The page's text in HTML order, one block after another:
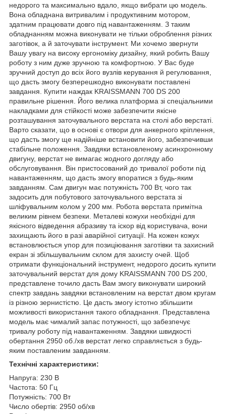
недорого та максимально вдало, якщо вибрати цю модель.
Вона обладнана витривалим і продуктивним мотором,
здатним працювати довго під навантаженням. З таким
обладнанням можна виконувати не тільки оброблення різних
заготівок, а й заточувати інструмент. Ми хочемо звернути
Вашу увагу на високу ергономіку дизайну, який робить Вашу
роботу з ним дуже зручною та комфортною. У Вас буде
зручний доступ до всіх його вузлів керування й регулювання,
що дасть змогу безперешкодно виконувати поставлені
завдання. Купити наждак KRAISSMANN 700 DS 200
правильне рішення. Його велика платформа зі спеціальними
накладками для стійкості може забезпечити якісне
розташування заточувального верстата на столі або верстаті.
Варто сказати, що в основі є отвори для анкерного кріплення,
що дасть змогу ще надійніше встановити його, забезпечивши
стабільне положення. Завдяки встановленому асинхронному
двигуну, верстат не вимагає жодного догляду або
обслуговування. Він пристосований до тривалої роботи під
навантаженням, що дасть змогу впоратися з будь-яким
завданням. Сам двигун має потужність 700 Вт, чого так
задосить для побутового заточувального верстата зі
шліфувальним колом у 200 мм. Робота верстата примітна
великим рівнем безпеки. Металеві кожухи необхідні для
якісного відведення абразиву та іскор від користувача, вони
захищають його в разі аварійної ситуації. На кожен кожух
встановлюється упор для позиціювання заготівки та захисний
екран зі збільшувальним склом для захисту очей. Щоб
отримати функціональний інструмент, недорого досить купити
заточувальний верстат для дому KRAISSMANN 700 DS 200,
представлене точило дасть Вам змогу виконувати широкий
спектр завдань завдяки встановленим на верстат двом кругам
із різною зернистістю. Це дасть змогу істотно збільшити
можливості використання такого обладнання. Представлена
модель має чималий запас потужності, що забезпечує
тривалу роботу під навантаженням. Завдяки швидкості
обертання 2950 об./хв верстат легко справляється з будь-
яким поставленим завданням.
Технічні характеристики:
Напруга: 230 В
Частота: 50 Гц
Потужність: 700 Вт
Число обертів: 2950 об/хв